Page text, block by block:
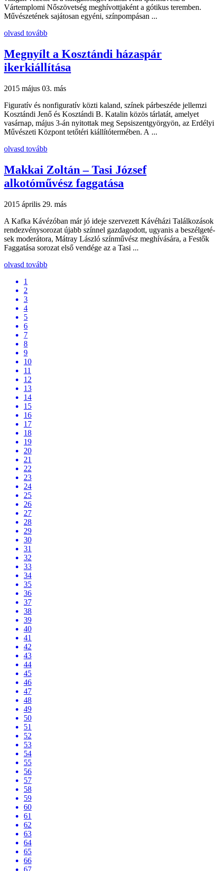
Vártemplomi Nőszövetség meghívottjaként a gótikus teremben.
Művészetének sajátosan egyéni, színpompásan ...
olvasd tovább
Megnyílt a Kosztándi házaspár
ikerkiállítása
2015 május 03. más
Figuratív és nonfiguratív közti kaland, színek párbeszéde jellemzi
Kosztándi Jenő és Kosztándi B. Katalin közös tárlatát, amelyet
vasárnap, május 3-án nyitottak meg Sepsiszentgyörgyön, az Erdélyi
Művészeti Központ tetőtéri kiállítótermében. A ...
olvasd tovább
Makkai Zoltán – Tasi József
alkotóművész faggatása
2015 április 29. más
A Kafka Ká­vé­zóban már jó ideje szervezett Kávéházi Talál­kozások
ren­dez­vénysorozat újabb színnel gaz­dagodott, ugyanis a beszél­geté­
sek mo­derá­to­ra, Mátray László színmű­vész meg­hí­vásá­ra, a Festők
Fag­gatása sorozat el­ső vendége az a Tasi ...
olvasd tovább
1
2
3
4
5
6
7
8
9
10
11
12
13
14
15
16
17
18
19
20
21
22
23
24
25
26
27
28
29
30
31
32
33
34
35
36
37
38
39
40
41
42
43
44
45
46
47
48
49
50
51
52
53
54
55
56
57
58
59
60
61
62
63
64
65
66
67